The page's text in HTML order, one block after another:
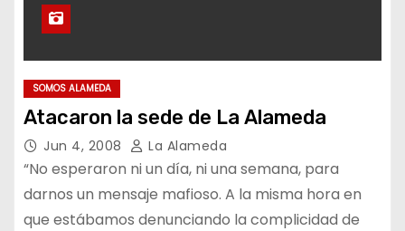
Lijo: “No existe organización
criminal que pueda
desarrollarse sin algún tipo
de amparo del Estado”
SOMOS ALAMEDA
Atacaron la sede de La Alameda
Jun 4, 2008 La Alameda
“No esperaron ni un día, ni una semana, para
darnos un mensaje mafioso. A la misma hora en
que estábamos denunciando la complicidad de